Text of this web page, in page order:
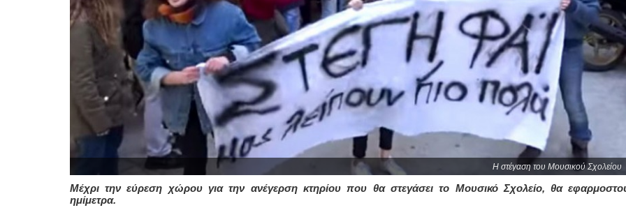
Η στέγαση του Μουσικού Σχολείου
Μέχρι την εύρεση χώρου για την ανέγερση κτηρίου που θα στεγάσει το Μουσικό Σχολείο, θα
ημίμετρα.